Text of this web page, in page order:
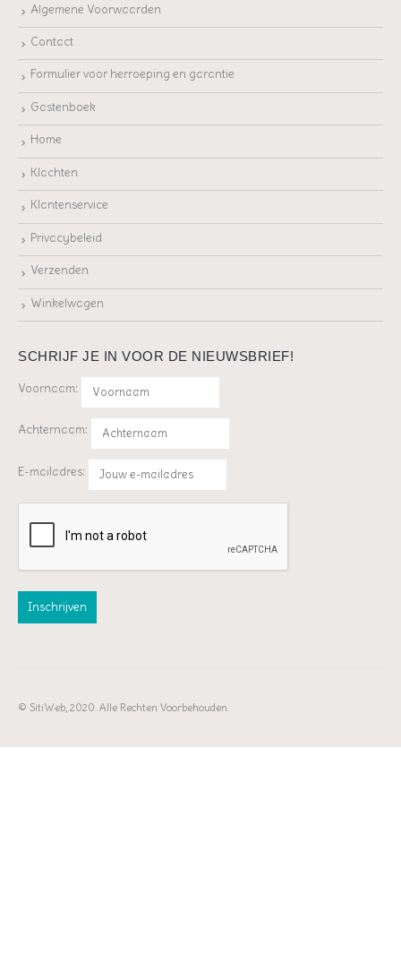
Algemene Voorwaarden
Contact
Formulier voor herroeping en garantie
Gastenboek
Home
Klachten
Klantenservice
Privacybeleid
Verzenden
Winkelwagen
SCHRIJF JE IN VOOR DE NIEUWSBRIEF!
Voornaam:
Achternaam:
E-mailadres:
© SitiWeb, 2020. Alle Rechten Voorbehouden.